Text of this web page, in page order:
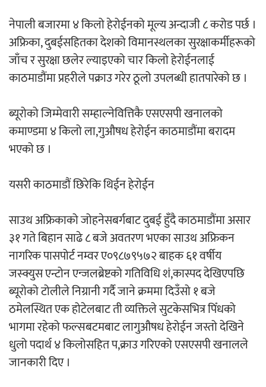
‘दुर्गा’ निर्माण गर्दै सम्राट
चलचित्र ‘माया भनेकै यस्तो होला’को शीर्ष गीत
सार्वजनिक
नेपाली बजारमा ४ किलो हेरोईनको मूल्य अन्दाजी ८ करोड पर्छ ।
अफ्रिका, दुबईसहितका देशको विमानस्थलका सुरक्षाकर्मीहरूको
जाँच र सुरक्षा छलेर ल्याइएको चार किलो हेरोईनलाई
काठमाडौंमा प्रहरीले पक्राउ गरेर ठूलो उपलब्धी हातपारेको छ ।
ब्यूरोको जिम्मेवारी सम्हाल्नेवित्तिकै एसएसपी खनालको
कमाण्डमा ४ किलो ला,गुऔषध हेरोईन काठमाडौंमा बरादम
भएको छ ।
यसरी काठमाडौं छिरेकि थिईन हेरोईन
साउथ अफ्रिकाको जोहनेसबर्गबाट दुबई हुँदै काठमाडौंमा असार
३१ गते बिहान साढे ८ बजे अवतरण भएका साउथ अफ्रिकन
नागरिक पासपोर्ट नम्वर ए०९८७९५७२ बाहक ६१ वर्षीय
जस्क्युस एन्टोन एन्जलब्रेष्टको गतिविधि शं,कास्पद देखिएपछि
ब्यूरोको टोलीले निग्रानी गर्दै जाने क्रममा दिउँसो १ बजे
ठमेलस्थित एक होटेलबाट ती व्यक्तिले सुटकेसभित्र पिँधको
भागमा रहेको फल्सबटमबाट लागुऔषध हेरोईन जस्तो देखिने
धुलो पदार्थ ४ किलोसहित प,क्राउ गरिएको एसएसपी खनालले
जानकारी दिए ।